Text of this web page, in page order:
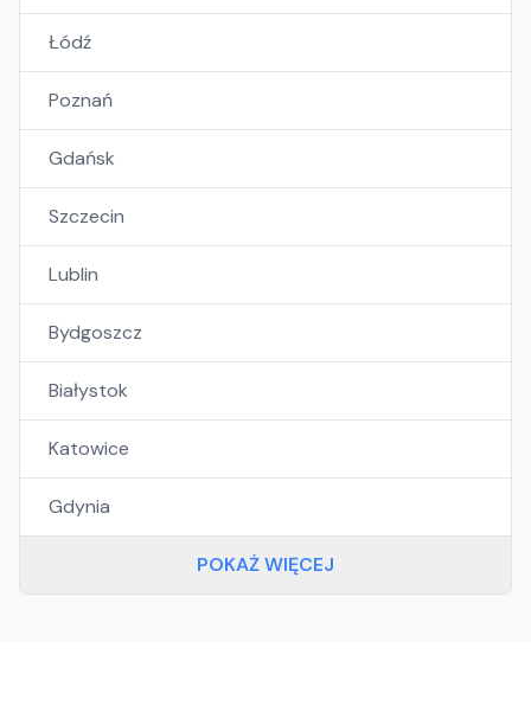
Łódź
Poznań
Gdańsk
Szczecin
Lublin
Bydgoszcz
Białystok
Katowice
Gdynia
POKAŻ WIĘCEJ